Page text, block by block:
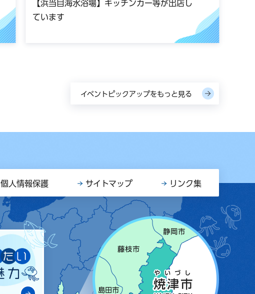
【浜当目海水浴場】キッチンカー等が出店し
ています
イベントピックアップをもっと見る
個人情報保護 サイトマップ リンク集